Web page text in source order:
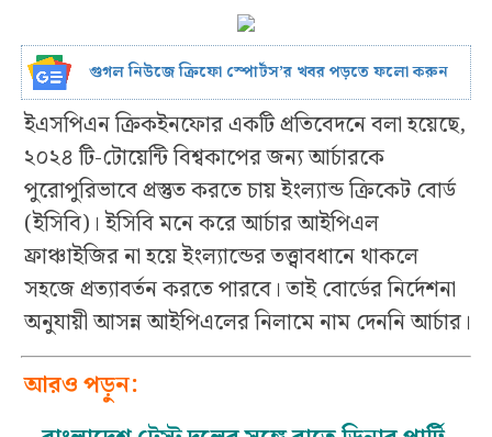
গুগল নিউজে ক্রিফো স্পোর্টস’র খবর পড়তে ফলো করুন
ইএসপিএন ক্রিকইনফোর একটি প্রতিবেদনে বলা হয়েছে,
২০২৪ টি-টোয়েন্টি বিশ্বকাপের জন্য আর্চারকে
পুরোপুরিভাবে প্রস্তুত করতে চায় ইংল্যান্ড ক্রিকেট বোর্ড
(ইসিবি)। ইসিবি মনে করে আর্চার আইপিএল
ফ্রাঞ্চাইজির না হয়ে ইংল্যান্ডের তত্ত্বাবধানে থাকলে
সহজে প্রত্যাবর্তন করতে পারবে। তাই বোর্ডের নির্দেশনা
অনুযায়ী আসন্ন আইপিএলের নিলামে নাম দেননি আর্চার।
আরও পড়ুন: